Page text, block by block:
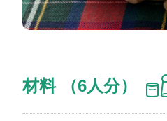
材料 （6人分）